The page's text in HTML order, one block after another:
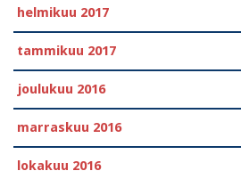
helmikuu 2017
tammikuu 2017
joulukuu 2016
marraskuu 2016
lokakuu 2016